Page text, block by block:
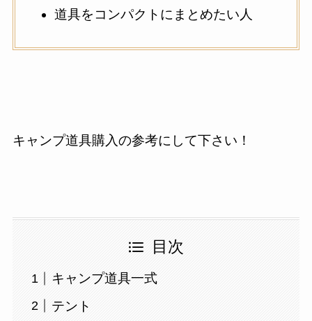
道具をコンパクトにまとめたい人
キャンプ道具購入の参考にして下さい！
目次
キャンプ道具一式
テント